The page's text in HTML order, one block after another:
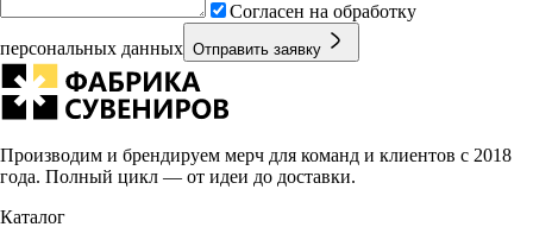
Согласен на обработку
персональных данных Отправить заявку
Производим и брендируем мерч для команд и клиентов с 2018
года. Полный цикл — от идеи до доставки.
Каталог